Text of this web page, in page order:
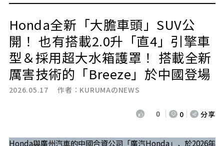
Honda全新「大膽車頭」SUV公
開！ 也有搭載2.0升「直4」引擎車
型＆採用超大水箱護罩！ 搭載全新
厲害技術的「Breeze」於中國登場
2026.05.17 作者： KURUMAのNEWS
0 0 分享
Honda與廣州汽車的中國合資公司「廣汽Honda」，於2026年